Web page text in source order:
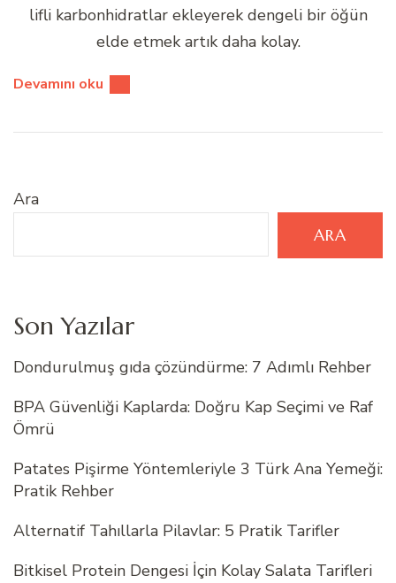
lifli karbonhidratlar ekleyerek dengeli bir öğün
elde etmek artık daha kolay.
Devamını oku
Ara
ARA
Son Yazılar
Dondurulmuş gıda çözündürme: 7 Adımlı Rehber
BPA Güvenliği Kaplarda: Doğru Kap Seçimi ve Raf
Ömrü
Patates Pişirme Yöntemleriyle 3 Türk Ana Yemeği:
Pratik Rehber
Alternatif Tahıllarla Pilavlar: 5 Pratik Tarifler
Bitkisel Protein Dengesi İçin Kolay Salata Tarifleri